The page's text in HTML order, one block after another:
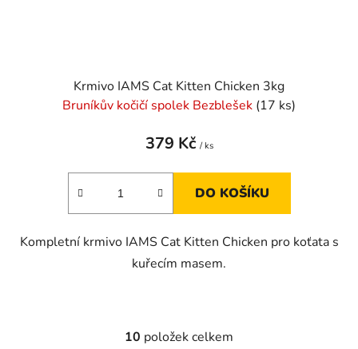
Krmivo IAMS Cat Kitten Chicken 3kg
Bruníkův kočičí spolek Bezblešek (17 ks)
379 Kč / ks
DO KOŠÍKU
Kompletní krmivo IAMS Cat Kitten Chicken pro koťata s
kuřecím masem.
O
10 položek celkem